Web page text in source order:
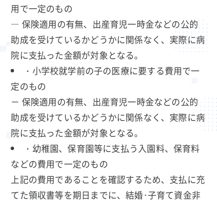
用で一定のもの
― 保険適用の有無、出産育児一時金などの公的
助成を受けているかどうかに関係なく、実際に病
院に支払った金額が対象となる。
・小学校就学前の子の医療に要する費用で一
定のもの
－ 保険適用の有無、出産育児一時金などの公的
助成を受けているかどうかに関係なく、実際に病
院に支払った金額が対象となる。
・幼稚園、保育園等に支払う入園料、保育料
などの費用で一定のもの
上記の費用であることを確認するため、支払に充
てた領収書等を期日までに、結婚･子育て資金非